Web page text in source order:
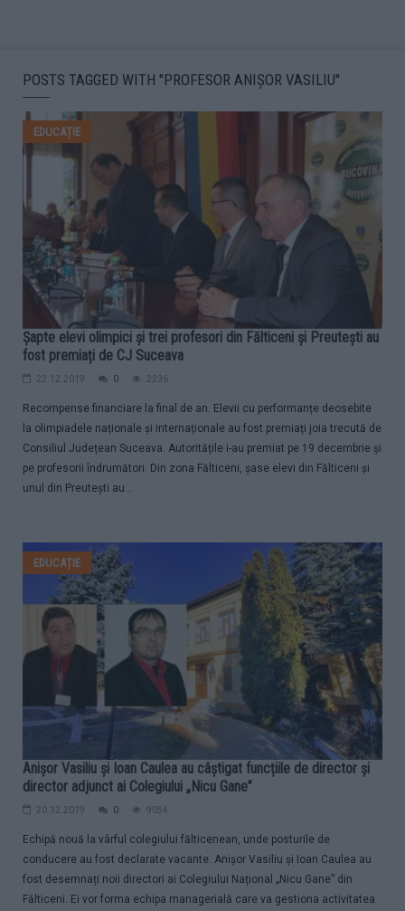
POSTS TAGGED WITH "PROFESOR ANIȘOR VASILIU"
EDUCAȚIE
Șapte elevi olimpici și trei profesori din Fălticeni și Preutești au
fost premiați de CJ Suceava
22.12.2019 0 2236
Recompense financiare la final de an. Elevii cu performanțe deosebite
la olimpiadele naționale și internaționale au fost premiați joia trecută de
Consiliul Județean Suceava. Autoritățile i-au premiat pe 19 decembrie și
pe profesorii îndrumători. Din zona Fălticeni, șase elevi din Fălticeni și
unul din Preutești au...
EDUCAȚIE
Anișor Vasiliu și Ioan Caulea au câștigat funcțiile de director și
director adjunct ai Colegiului „Nicu Gane”
20.12.2019 0 9054
Echipă nouă la vârful colegiului fălticenean, unde posturile de
conducere au fost declarate vacante. Anișor Vasiliu și Ioan Caulea au
fost desemnați noii directori ai Colegiului Național „Nicu Gane” din
Fălticeni. Ei vor forma echipa managerială care va gestiona activitatea